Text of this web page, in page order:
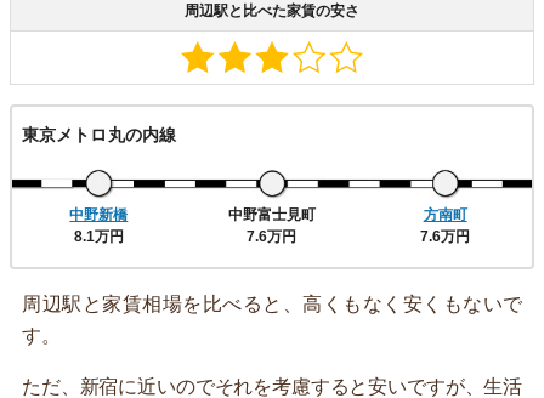
周辺駅と比べた家賃の安さ
東京メトロ丸の内線
中野新橋
8.1万円
中野富士見町
7.6万円
方南町
7.6万円
周辺駅と家賃相場を比べると、高くもなく安くもないで
す。
ただ、新宿に近いのでそれを考慮すると安いですが、生活